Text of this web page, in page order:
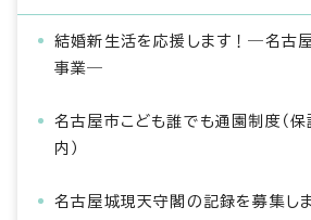
結婚新生活を応援します！―名古
事業―
名古屋市こども誰でも通園制度（
内）
名古屋城現天守閣の記録を募集し